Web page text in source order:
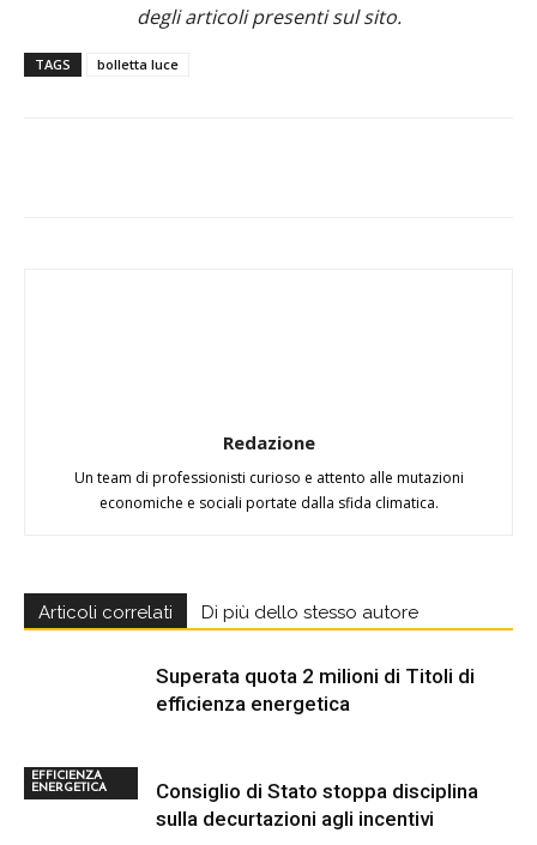
degli articoli presenti sul sito.
TAGS bolletta luce
Redazione
Un team di professionisti curioso e attento alle mutazioni
economiche e sociali portate dalla sfida climatica.
Articoli correlati Di più dello stesso autore
EFFICIENZA
ENERGETICA
Superata quota 2 milioni di Titoli di
efficienza energetica
Consiglio di Stato stoppa disciplina
sulla decurtazioni agli incentivi